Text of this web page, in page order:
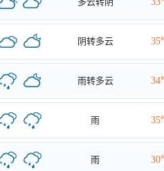
阴转多云
雨转多云
雨
雨